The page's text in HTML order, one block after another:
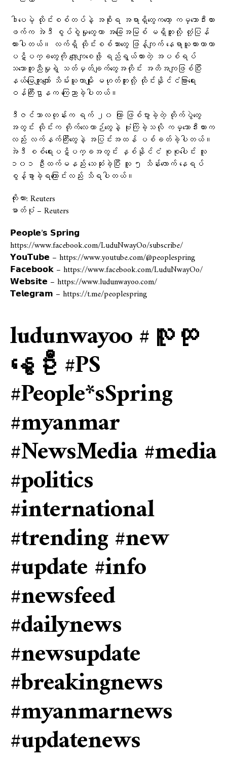
ဒါပေမဲ့ ထိုင်းစစ်တပ်နဲ့ အစိုးရ အရာရှိတွေကတော့ ကမ္ဘောဒီးယား
ဖက်က အဲဒီ စွပ်စွဲမှုတွေဟာ အခြေအမြစ် မရှိဘူးလို့ တုံ့ပြန်
ထားပါတယ်။ လက်ရှိ ထိုင်းစစ်သားတွေ ဖြန့်ကျက် နေရာယူထားတာဟာ
ပဋိပက္ခတွေကို လျော့ကျစေဖို့ ရည်ရွယ်ထားတဲ့ အပစ်ရပ်
သဘောတူညီမှုရဲ့ သတ်မှတ်ချက်တွေအတိုင်း အတိအကျဖြစ်ပြီး
နယ်မြေကျူးကျော် သိမ်းယူတာမျိုး မဟုတ်ဘူးလို့ ထိုင်းနိုင်ငံခြားရေး
ဝန်ကြီးဌာနက ကြေညာခဲ့ပါတယ်။
ဒီဇင်ဘာလတုန်းက ရက် ၂၀ ကြာ ဖြစ်ပွားခဲ့တဲ့ တိုက်ပွဲတွေ
အတွင်း ထိုင်းက တိုက်လေယာဉ်တွေနဲ့ ဗုံးကြဲခဲ့သလို ကမ္ဘောဒီးယားက
လည်း လက်နက်ကြီးတွေနဲ့ အပြင်းအထန် ပစ်ခတ်ခဲ့ပါတယ်။
အဲဒီ စစ်ရေးပဋိပက္ခအတွင်း နှစ်နိုင်ငံ စုစုပေါင်း လူ
၁၀၁ ဦးထက်မနည်း သေဆုံးခဲ့ပြီး လူ ၅ သိန်းလောက် နေရပ်
စွန့်ခွာခဲ့ရကြောင်းလည်း သိရပါတယ်။
ကိုးကား: Reuters
ဓာတ်ပုံ – Reuters
𝗣𝗲𝗼𝗽𝗹𝗲’𝘀 𝗦𝗽𝗿𝗶𝗻𝗴
https://www.facebook.com/LuduNwayOo/subscribe/
𝗬𝗼𝘂𝗧𝘂𝗯𝗲 – https://www.youtube.com/@peoplespring
𝗙𝗮𝗰𝗲𝗯𝗼𝗼𝗸 – https://www.facebook.com/LuduNwayOo/
𝗪𝗲𝗯𝘀𝗶𝘁𝗲 – https://www.ludunwayoo.com/
𝗧𝗲𝗹𝗲𝗴𝗿𝗮𝗺 – https://t.me/peoplespring
ludunwayoo #လူထု
နွေဦး #PS
#People*sSpring
#myanmar
#NewsMedia #media
#politics
#international
#trending #new
#update #info
#newsfeed
#dailynews
#newsupdate
#breakingnews
#myanmarnews
#updatenews